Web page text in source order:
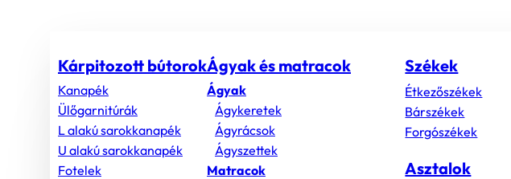
Kárpitozott bútorok
Kanapék
Ülőgarnitúrák
L alakú sarokkanapék
U alakú sarokkanapék
Fotelek
Ágyak és matracok
Ágyak
Ágykeretek
Ágyrácsok
Ágyszettek
Matracok
Székek
Étkezőszékek
Bárszékek
Forgószékek
Asztalok